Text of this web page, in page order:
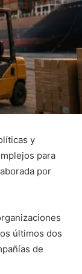
y
para
por
últimos dos
de